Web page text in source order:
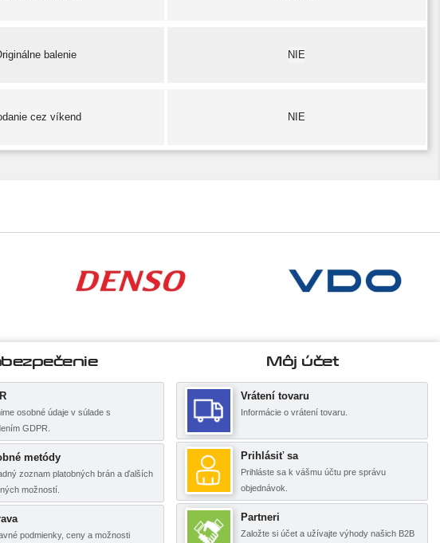
balenie NIE
cez víkend NIE
osobné údaje v súlade s
GDPR.
metódy
zoznam platobných brán a ďalších
možností.
podmienky, ceny a možnosti
Môj účet
Vrátení tovaru
Informácie o vrátení tovaru.
Prihlásiť sa
Prihláste sa k vášmu účtu pre správu
objednávok.
Partneri
Založte si účet a užívajte výhody našich B2B